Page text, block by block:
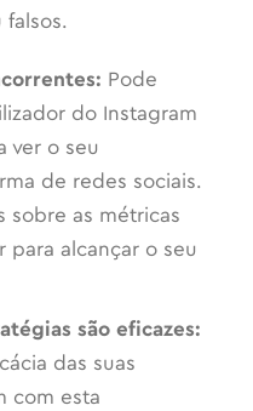
falsos.
Pode
do Instagram
ver o seu
de redes sociais.
sobre as métricas
para alcançar o seu
são eficazes:
das suas
com esta